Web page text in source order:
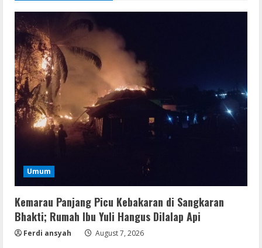
Umum
Kemarau Panjang Picu Kebakaran di Sangkaran
Bhakti; Rumah Ibu Yuli Hangus Dilalap Api
Ferdi ansyah August 7, 2026